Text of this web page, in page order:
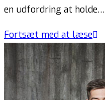
en udfordring at holde…
Fortsæt med at læse